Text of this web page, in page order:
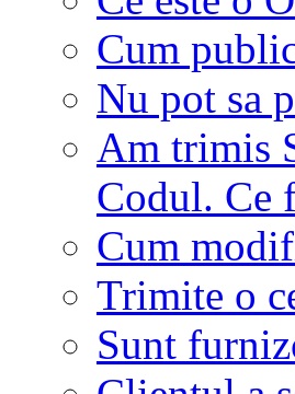
Cum
Nu pot sa
Am trimis
Codul. Ce
Cum
Trimite o
Sunt